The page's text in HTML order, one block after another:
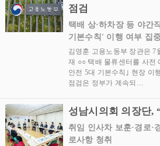
점검
택배 상·하차장 등 야간
기본수칙' 이행 여부 집
김영훈 고용노동부 장관은 7
재 ○○ 택배 물류센터를 사전
안전 5대 기본수칙｣ 현장 이
점검은 정부가 계속되…
성남시의회 의장단,
취임 인사차 보훈·경로·
로사항 청취